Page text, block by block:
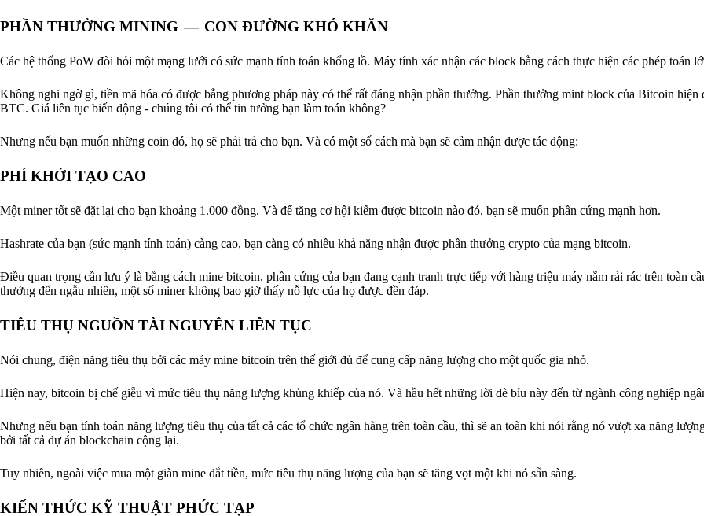
PHẦN THƯỞNG MINING — CON ĐƯỜNG KHÓ KHĂN
Các hệ thống PoW đòi hỏi một mạng lưới có sức mạnh tính toán khổng lồ. Máy tính xác nhận các block bằng cách thực hiện các phép toán
Không nghi ngờ gì, tiền mã hóa có được bằng phương pháp này có thể rất đáng nhận phần thưởng. Phần thưởng mint block của Bitcoin hiện
BTC. Giá liên tục biến động - chúng tôi có thể tin tưởng bạn làm toán không?
Nhưng nếu bạn muốn những coin đó, họ sẽ phải trả cho bạn. Và có một số cách mà bạn sẽ cảm nhận được tác động:
PHÍ KHỞI TẠO CAO
Một miner tốt sẽ đặt lại cho bạn khoảng 1.000 đồng. Và để tăng cơ hội kiếm được bitcoin nào đó, bạn sẽ muốn phần cứng mạnh hơn.
Hashrate của bạn (sức mạnh tính toán) càng cao, bạn càng có nhiều khả năng nhận được phần thưởng crypto của mạng bitcoin.
Điều quan trọng cần lưu ý là bằng cách mine bitcoin, phần cứng của bạn đang cạnh tranh trực tiếp với hàng triệu máy nằm rải rác trên toàn
thưởng đến ngẫu nhiên, một số miner không bao giờ thấy nỗ lực của họ được đền đáp.
TIÊU THỤ NGUỒN TÀI NGUYÊN LIÊN TỤC
Nói chung, điện năng tiêu thụ bởi các máy mine bitcoin trên thế giới đủ để cung cấp năng lượng cho một quốc gia nhỏ.
Hiện nay, bitcoin bị chế giễu vì mức tiêu thụ năng lượng khủng khiếp của nó. Và hầu hết những lời dè bỉu này đến từ ngành công nghiệp
Nhưng nếu bạn tính toán năng lượng tiêu thụ của tất cả các tổ chức ngân hàng trên toàn cầu, thì sẽ an toàn khi nói rằng nó vượt xa năng
bởi tất cả dự án blockchain cộng lại.
Tuy nhiên, ngoài việc mua một giàn mine đắt tiền, mức tiêu thụ năng lượng của bạn sẽ tăng vọt một khi nó sẵn sàng.
KIẾN THỨC KỸ THUẬT PHỨC TẠP